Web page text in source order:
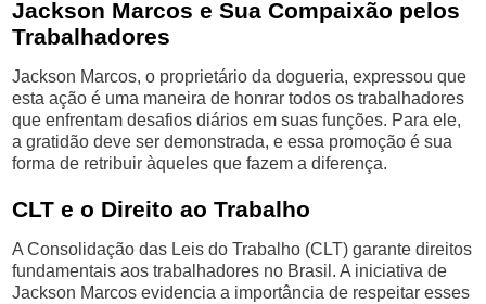
Jackson Marcos e Sua Compaixão pelos
Trabalhadores
Jackson Marcos, o proprietário da dogueria, expressou que
esta ação é uma maneira de honrar todos os trabalhadores
que enfrentam desafios diários em suas funções. Para ele,
a gratidão deve ser demonstrada, e essa promoção é sua
forma de retribuir àqueles que fazem a diferença.
CLT e o Direito ao Trabalho
A Consolidação das Leis do Trabalho (CLT) garante direitos
fundamentais aos trabalhadores no Brasil. A iniciativa de
Jackson Marcos evidencia a importância de respeitar esses